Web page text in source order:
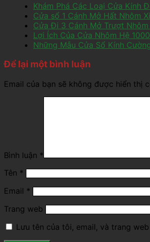
Khám Phá Các Loaị Cửa Kính
Cửa sổ 1 Cánh Mở Hất Nhôm
Cửa Đi 3 Cánh Mở Trượt Nhôm
Lợi Ích Của Cửa Nhôm Hệ
Những Mẫu Cửa Sổ Kính
Để lại một bình luận
Email của bạn sẽ không được hiển thị
Bình luận *
Tên *
Email *
Trang web
Lưu tên của tôi, email, và trang